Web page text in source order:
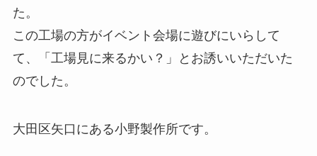
た。
この工場の方がイベント会場に遊びにいらして
て、「工場見に来るかい？」とお誘いいただいた
のでした。
大田区矢口にある小野製作所です。